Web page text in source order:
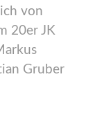
von
20er JK
Gruber